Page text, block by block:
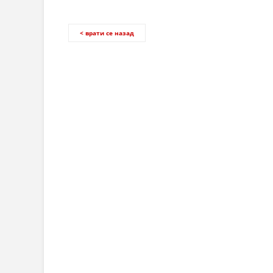
< врати се назад